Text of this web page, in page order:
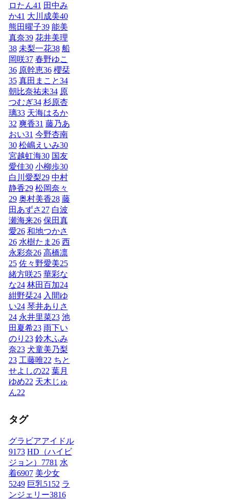
ロたん41 田中み
か41 大川成美40
熊田曜子39 能美
真奈39 花井美理
38 未梨一花38 船
岡咲37 春野ゆこ
36 原幹恵36 櫻栞
35 真田まこと34
朝比奈祐未34 原
つむぎ34 杉原杏
璃33 天海はるか
32 爽香31 藤乃あ
おい31 今野杏南
30 松嶋えいみ30
宮越虹海30 国友
愛佳30 小柳歩30
白川愛梨29 中村
静香29 松岡奈々
29 奥村美香28 藤
田あずさ27 白波
瀬海来26 保田真
愛26 和地つかさ
26 水樹たま 26 西
永彩奈26 高橋凛
25 佐々野愛美25
緒方咲25 華彩な
な24 林田百加24
紺野栞24 入間ゆ
い24 琴井ありさ
24 永井里菜23 池
田夏希23 雨下い
のり 23 鈴木ふみ
奈23 犬童美乃梨
23 工藤唯22 ちと
せよしの22 葉月
ゆめ22 天木じゅ
ん22
タグ
グラビアアイドル
9173 HD（ハイビ
ジョン） 7781 水
着6907 美少女
5249 巨乳5152 ラ
ンジェリー3816